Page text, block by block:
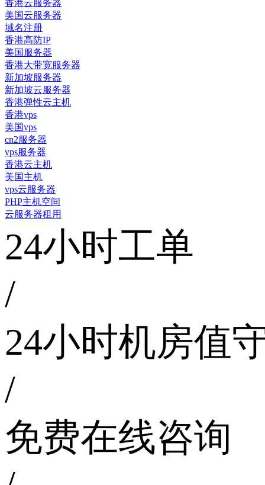
香港云服务器
美国云服务器
域名注册
香港高防IP
美国服务器
香港大带宽服务器
新加坡服务器
新加坡云服务器
香港弹性云主机
香港vps
美国vps
cn2服务器
vps服务器
香港云主机
美国主机
vps云服务器
PHP主机空间
云服务器租用
24小时工单
/
24小时机房值
/
免费在线咨询